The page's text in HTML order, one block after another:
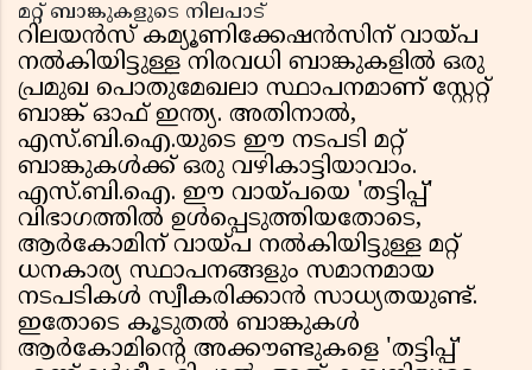
മറ്റ് ബാങ്കുകളുടെ നിലപാട്
റിലയൻസ് കമ്യൂണിക്കേഷൻസിന് വായ്പ
നൽകിയിട്ടുള്ള നിരവധി ബാങ്കുകളിൽ ഒരു
പ്രമുഖ പൊതുമേഖലാ സ്ഥാപനമാണ് സ്റ്റേറ്റ്
ബാങ്ക് ഓഫ് ഇന്ത്യ. അതിനാൽ,
എസ്.ബി.ഐ.യുടെ ഈ നടപടി മറ്റ്
ബാങ്കുകൾക്ക് ഒരു വഴികാട്ടിയാവാം.
എസ്.ബി.ഐ. ഈ വായ്പയെ 'തട്ടിപ്പ്'
വിഭാഗത്തിൽ ഉൾപ്പെടുത്തിയതോടെ,
ആർകോമിന് വായ്പ നൽകിയിട്ടുള്ള മറ്റ്
ധനകാര്യ സ്ഥാപനങ്ങളും സമാനമായ
നടപടികൾ സ്വീകരിക്കാൻ സാധ്യതയുണ്ട്.
ഇതോടെ കൂടുതൽ ബാങ്കുകൾ
ആർകോമിന്റെ അക്കൗണ്ടുകളെ 'തട്ടിപ്പ്'